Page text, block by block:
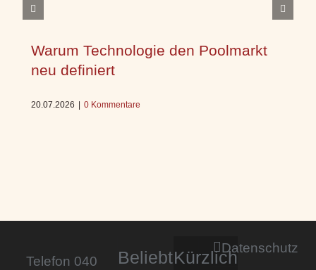
Warum Technologie den Poolmarkt
neu definiert
20.07.2026 0 Kommentare
Telefon 040
BeliebtKürzlichDatenschutz